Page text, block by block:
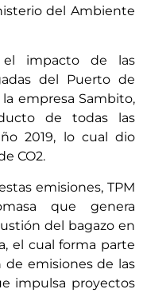
del Ambiente
impacto de las
del Puerto de
empresa Sambito,
de todas las
2019, lo cual dio
CO2.
emisiones, TPM
que genera
del bagazo en
el cual forma parte
emisiones de las
impulsa proyectos